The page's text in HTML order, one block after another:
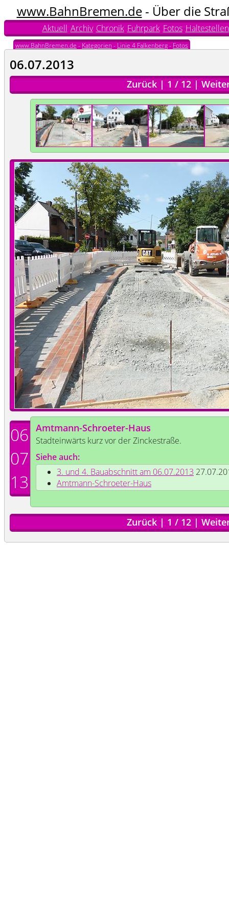
www.BahnBremen.de- Über die
Aktuell Archiv Chronik Fuhrpark Fotos Haltestellen
www.BahnBremen.de - Kategorien - Linie 4 Falkenberg- Fotos
06.07.2013
Zurück | 1 / 12 |
06
07
13
Amtmann-Schroeter-Haus
Stadteinwärts kurz vor der Zinckestraße.
Siehe auch:
3. und 4. Bauabschnitt am 06.07.2013
Amtmann-Schroeter-Haus
Zurück | 1 / 12 |